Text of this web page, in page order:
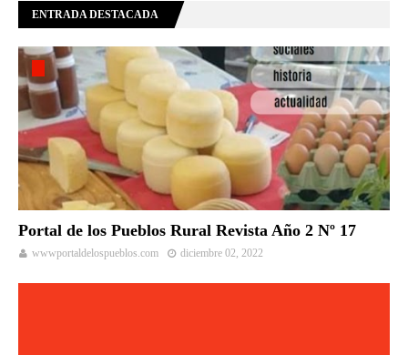
ENTRADA DESTACADA
Portal de los Pueblos Rural Revista Año 2 Nº 17
wwwportaldelospueblos.com diciembre 02, 2022